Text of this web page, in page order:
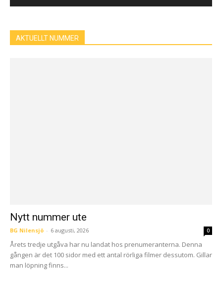
AKTUELLT NUMMER
Nytt nummer ute
BG Nilensjö - 6 augusti, 2026 0
Årets tredje utgåva har nu landat hos prenumeranterna. Denna
gången är det 100 sidor med ett antal rörliga filmer dessutom. Gillar
man löpning finns...